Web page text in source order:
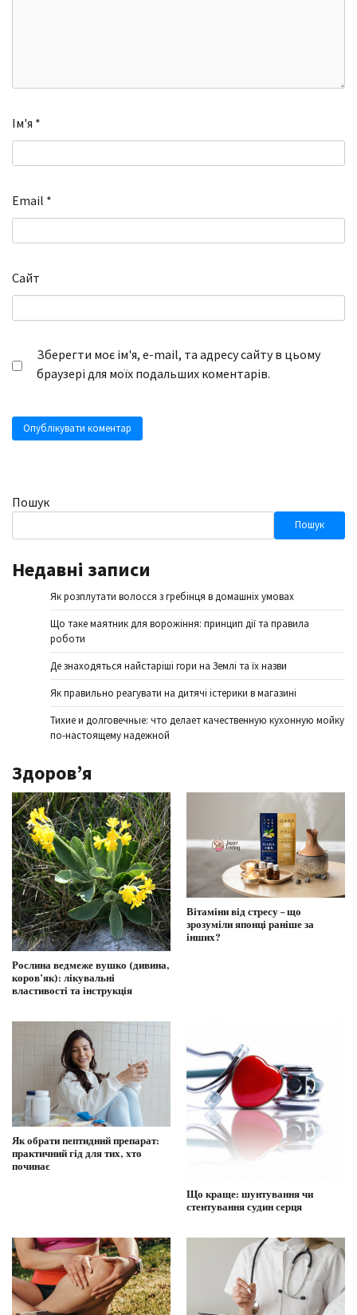
Ім'я *
Email *
Сайт
Зберегти моє ім'я, e-mail, та адресу сайту в цьому
браузері для моїх подальших коментарів.
Пошук
Пошук
Недавні записи
Як розплутати волосся з гребінця в домашніх умовах
Що таке маятник для ворожіння: принцип дії та правила
роботи
Де знаходяться найстаріші гори на Землі та їх назви
Як правильно реагувати на дитячі істерики в магазині
Тихие и долговечные: что делает качественную кухонную мойку
по-настоящему надежной
Здоров’я
Рослина ведмеже вушко (дивина,
коров’як): лікувальні
властивості та інструкція
Вітаміни від стресу – що
зрозуміли японці раніше за
інших?
Як обрати пептидний препарат:
практичний гід для тих, хто
починає
Що краще: шунтування чи
стентування судин серця